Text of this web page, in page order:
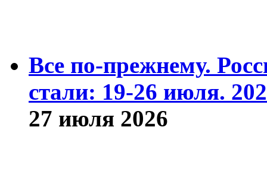
Все по-прежнему.
стали: 19-26 июля.
27 июля 2026